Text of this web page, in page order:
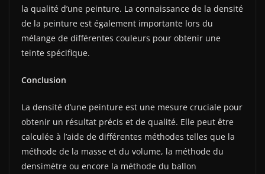
la qualité d’une peinture. La connaissance de la densité
de la peinture est également importante lors du
mélange de différentes couleurs pour obtenir une
teinte spécifique.
Conclusion
La densité d’une peinture est une mesure cruciale pour
obtenir un résultat précis et de qualité. Elle peut être
calculée à l’aide de différentes méthodes telles que la
méthode de la masse et du volume, la méthode du
densimètre ou encore la méthode du ballon